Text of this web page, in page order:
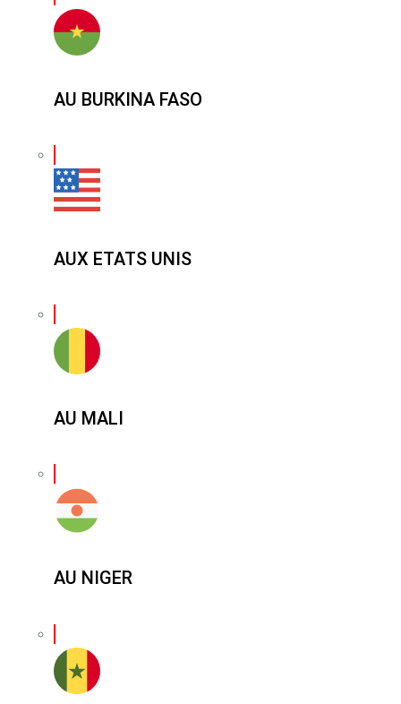
AU BURKINA FASO
AUX ETATS UNIS
AU MALI
AU NIGER